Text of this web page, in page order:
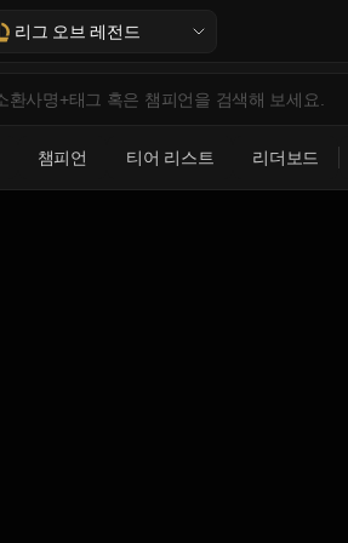
리그 오브 레전드
챔피언 티어 리스트 리더보드